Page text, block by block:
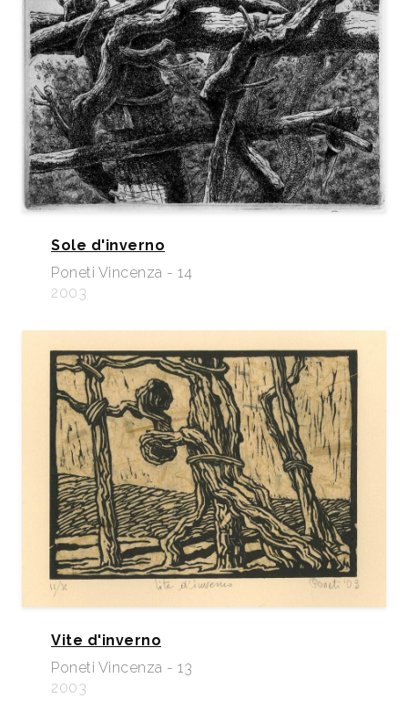
Sole d'inverno
Poneti Vincenza - 14
2003
Vite d'inverno
Poneti Vincenza - 13
2003